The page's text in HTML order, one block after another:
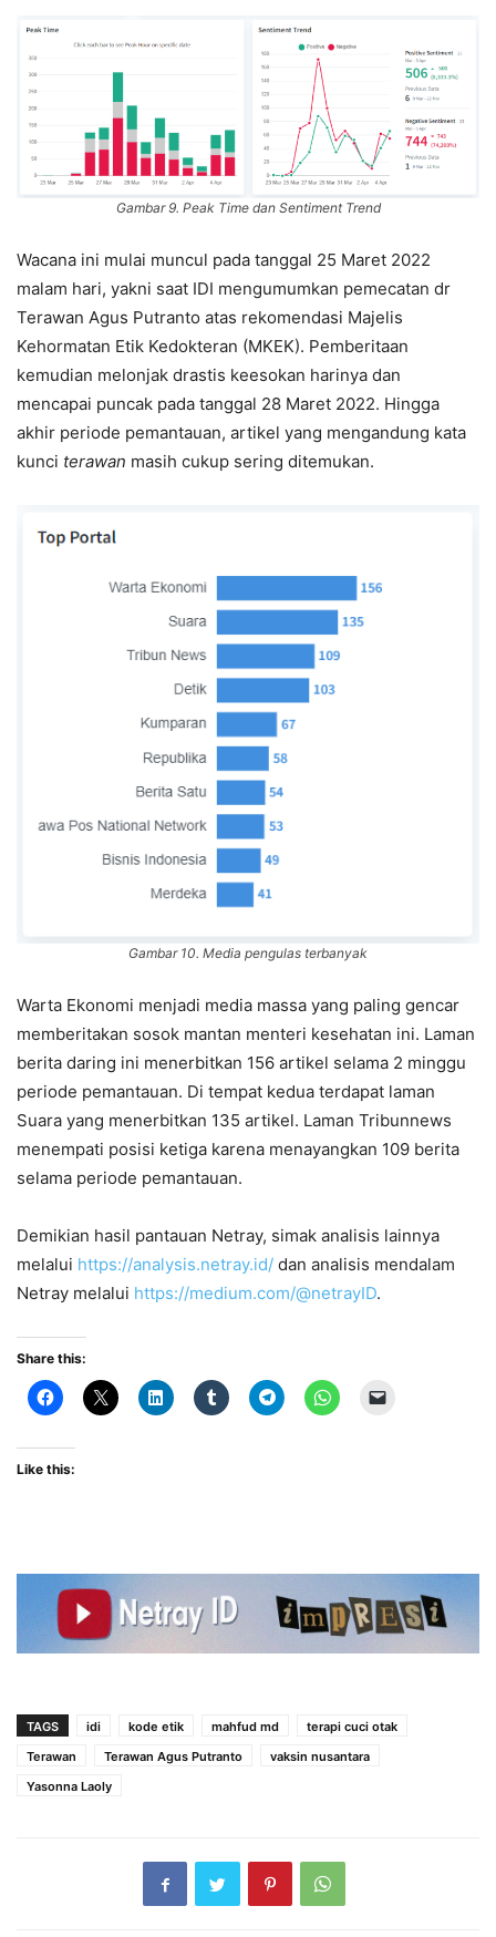
Gambar 9. Peak Time dan Sentiment Trend
Wacana ini mulai muncul pada tanggal 25 Maret 2022
malam hari, yakni saat IDI mengumumkan pemecatan dr
Terawan Agus Putranto atas rekomendasi Majelis
Kehormatan Etik Kedokteran (MKEK). Pemberitaan
kemudian melonjak drastis keesokan harinya dan
mencapai puncak pada tanggal 28 Maret 2022. Hingga
akhir periode pemantauan, artikel yang mengandung kata
kunci terawan masih cukup sering ditemukan.
Gambar 10. Media pengulas terbanyak
Warta Ekonomi menjadi media massa yang paling gencar
memberitakan sosok mantan menteri kesehatan ini. Laman
berita daring ini menerbitkan 156 artikel selama 2 minggu
periode pemantauan. Di tempat kedua terdapat laman
Suara yang menerbitkan 135 artikel. Laman Tribunnews
menempati posisi ketiga karena menayangkan 109 berita
selama periode pemantauan.
Demikian hasil pantauan Netray, simak analisis lainnya
melalui https://analysis.netray.id/ dan analisis mendalam
Netray melalui https://medium.com/@netrayID.
Share this:
Like this:
TAGS idi kode etik mahfud md
terapi cuci otak
Terawan
Terawan Agus Putranto
vaksin nusantara
Yasonna Laoly